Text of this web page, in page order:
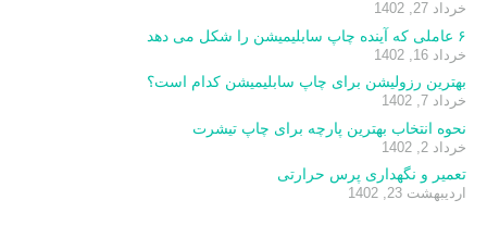
خرداد 27, 1402
۶ عاملی که آینده چاپ سابلیمیشن را شکل می دهد
خرداد 16, 1402
بهترین رزولیشن برای چاپ سابلیمیشن کدام است؟
خرداد 7, 1402
نحوه انتخاب بهترین پارچه برای چاپ تیشرت
خرداد 2, 1402
تعمیر و نگهداری پرس حرارتی
اردیبهشت 23, 1402